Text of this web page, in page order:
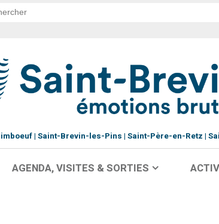
Saint-Brevin-les-Pins Saint-Père-en-Retz
AGENDA, VISITES & SORTIES